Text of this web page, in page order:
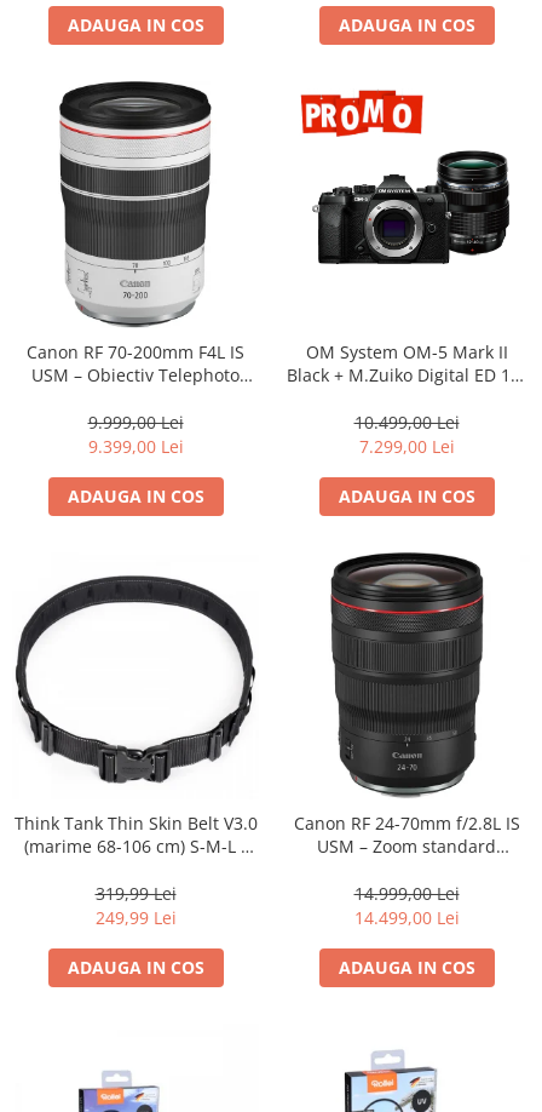
ADAUGA IN COS ADAUGA IN COS
Canon RF 70-200mm F4L IS
USM – Obiectiv Telephoto
9.999,00 Lei
9.399,00 Lei
ADAUGA IN COS
OM System OM-5 Mark II
Black + M.Zuiko Digital ED 12-
camera mirrorless Micro Four
Thirds 20.4MP
10.499,00 Lei
7.299,00 Lei
ADAUGA IN COS
Think Tank Thin Skin Belt V3.0
(marime 68-106 cm) S-M-L -
319,99 Lei
249,99 Lei
ADAUGA IN COS
Canon RF 24-70mm f/2.8L IS
USM – Zoom standard
14.999,00 Lei
14.499,00 Lei
ADAUGA IN COS